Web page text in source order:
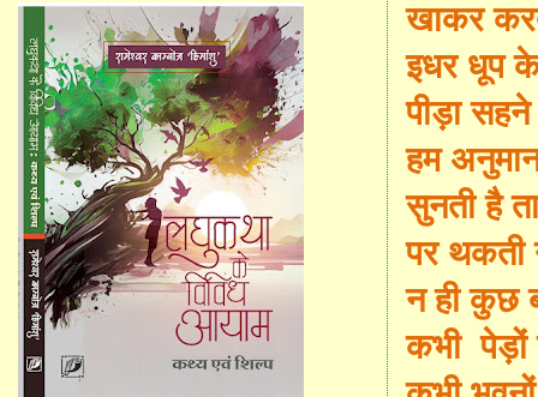
खाकर
इधर धूप
पीड़ा
हम
सुनती है
पर थकती
न ही कुछ
कभी पेड़ों